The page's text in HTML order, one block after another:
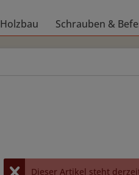
Holzbau Schrauben &
Dieser Artikel steht